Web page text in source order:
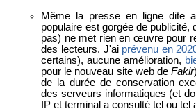
Même la presse en ligne dite
populaire est gorgée de publicité,
pas) ne met rien en œuvre pour
des lecteurs. J'ai prévenu en
certains), aucune amélioration,
pour le nouveau site web de Fakir
de la durée de conservation
des serveurs informatiques (et
IP et terminal a consulté tel ou